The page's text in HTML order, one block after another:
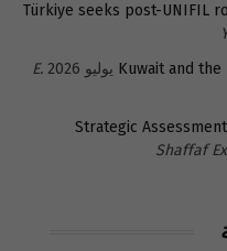
Türkiye seeks post-UNIFIL
Kuwait and the
E.
Strategic
Shaffaf